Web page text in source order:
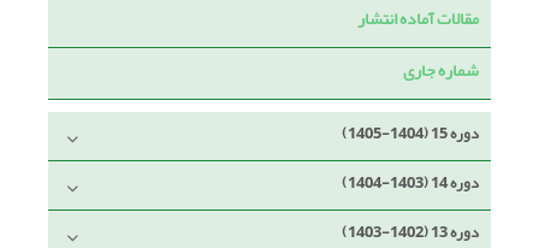
مقالات آماده انتشار
شماره جاری
دوره 15 (1404-1405)
دوره 14 (1403-1404)
دوره 13 (1402-1403)